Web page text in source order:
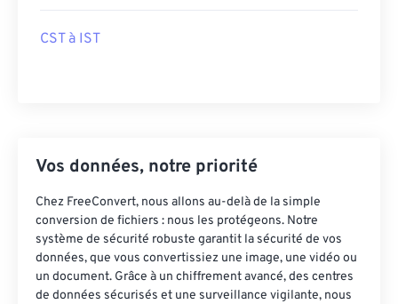
CST à IST
Vos données, notre priorité
Chez FreeConvert, nous allons au-delà de la simple
conversion de fichiers : nous les protégeons. Notre
système de sécurité robuste garantit la sécurité de vos
données, que vous convertissiez une image, une vidéo ou
un document. Grâce à un chiffrement avancé, des centres
de données sécurisés et une surveillance vigilante, nous